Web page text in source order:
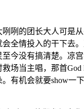
咧的团长大人可是从
会全情投入的干下去
今没有搞清楚。凉
场当主唱，那首God
有机会就要show一